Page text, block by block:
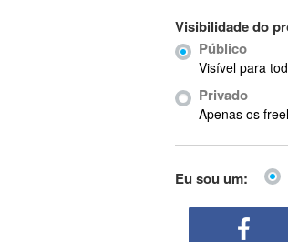
ABIS
AbleCommerce
Ableton Live
Abstract Window
Visibilidade do
Público
Visível para
Privado
Apenas os
Eu sou um: